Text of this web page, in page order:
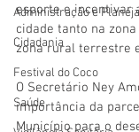
Administração e
Cidadania
Festival do Coco
Saúde
esporte e incentivar
cidade tanto na
zona rural terrestre
O Secretário Ney
importância da
Município para o